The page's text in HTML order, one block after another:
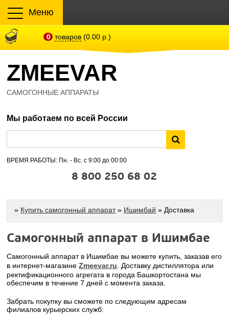
Меню
0 товаров (0.00 р.)
ZMEEVAR
САМОГОННЫЕ АППАРАТЫ
Мы работаем по всей России
ВРЕМЯ РАБОТЫ: Пн. - Вс. с 9:00 до 00:00
8 800 250 68 02
» Купить самогонный аппарат» Ишимбай » Доставка
Самогонный аппарат в Ишимбае
Самогонный аппарат в Ишимбае вы можете купить, заказав его
в интернет-магазинеZmeevar.ru . Доставку дистиллятора или
ректификационного агрегата в города Башкортостана мы
обеспечим в течение 7 дней с момента заказа.
Забрать покупку вы сможете по следующим адресам
филиалов курьерских служб: